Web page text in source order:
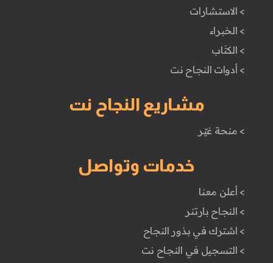
> الاستشارات
> الخبراء
> الكتَاب
> أدوات النجاح نت
مشاريع النجاح نت
> منحة غيّر
خدمات وتواصل
> أعلن معنا
> النجاح بارتنر
> اشترك في بذور النجاح
> التسجيل في النجاح نت